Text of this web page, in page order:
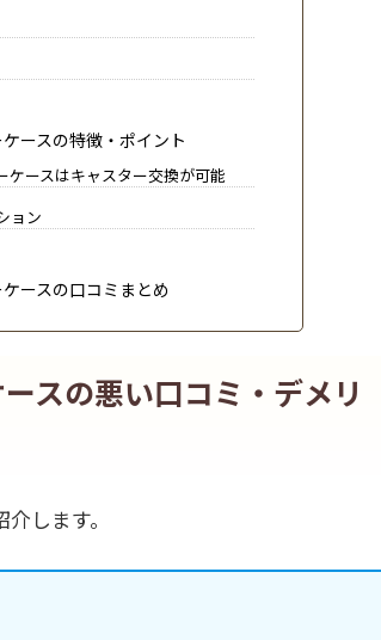
ースの特徴・ポイント
ケースはキャスター交換が可能
ョン
ースの口コミまとめ
スの悪い口コミ・デメリ
します。